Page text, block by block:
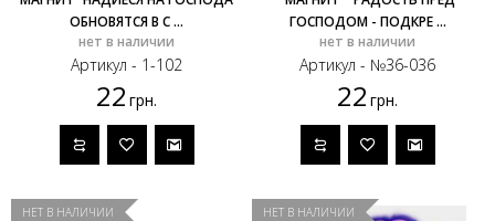
ОБНОВЯТСЯ В С ...
нет в наличии
Артикул - 1-102
22 грн.
ГОСПОДОМ - ПОДКРЕ ...
нет в наличии
Артикул - №36-036
22 грн.
НЕТ В НАЛИЧИИ НЕТ В НАЛИЧИИ